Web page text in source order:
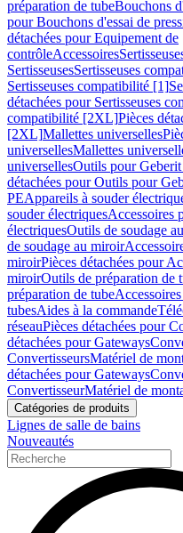
préparation de tubeBouchons
pour Bouchons d'essai de
détachées pour Equipement de
contrôleAccessoires
SertisseusesSertisseuses
Sertisseuses compatibilité [1]
détachées pour Sertisseuses
compatibilité [2XL]Pièces
[2XL]Mallettes universelles
universellesMallettes
universellesOutils pour
détachées pour Outils pour
PEAppareils à souder
souder électriquesAccessoires
électriquesOutils de soudage
de soudage au miroir
miroirPièces détachées pour
miroirOutils de préparation de
préparation de tube
tubesAides à la commande
réseauPièces détachées pour
détachées pour Gateways
ConvertisseursMatériel de
détachées pour Gateways
ConvertisseurMatériel de
Catégories de produits
Lignes de salle de bains
Nouveautés